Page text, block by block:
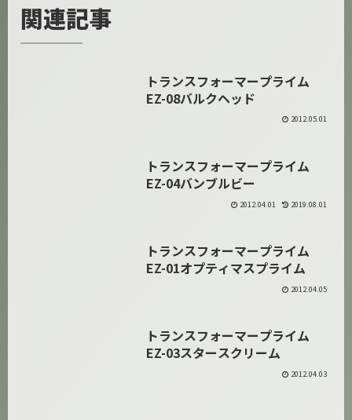
関連記事
トランスフォーマープライム
EZ-08バルクヘッド
2012.05.01
トランスフォーマープライム
EZ-04バンブルビー
2012.04.01 2019.08.01
トランスフォーマープライム
EZ-01オプティマスプライム
2012.04.05
トランスフォーマープライム
EZ-03スタースクリーム
2012.04.03